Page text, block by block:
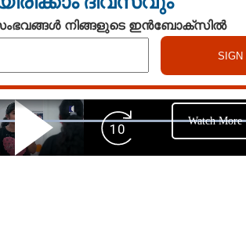
നിങ്ങളുടെ ഇൻബോക്സിൽ
Play
Video
Forward
Skip
10s
Watch More